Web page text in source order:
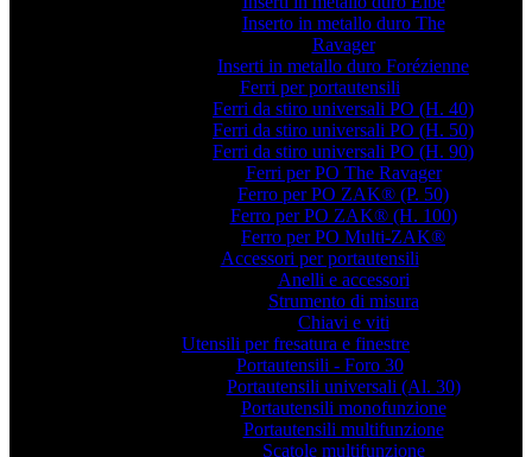
Inserto in metallo duro The
Ravager
Inserti in metallo duro Forézienne
Ferri per portautensili
Ferri da stiro universali PO (H. 40)
Ferri da stiro universali PO (H. 50)
Ferri da stiro universali PO (H. 90)
Ferri per PO The Ravager
Ferro per PO ZAK® (P. 50)
Ferro per PO ZAK® (H. 100)
Ferro per PO Multi-ZAK®
Accessori per portautensili
Anelli e accessori
Strumento di misura
Chiavi e viti
Utensili per fresatura e finestre
Portautensili - Foro 30
Portautensili universali (Al. 30)
Portautensili monofunzione
Portautensili multifunzione
Scatole multifunzione